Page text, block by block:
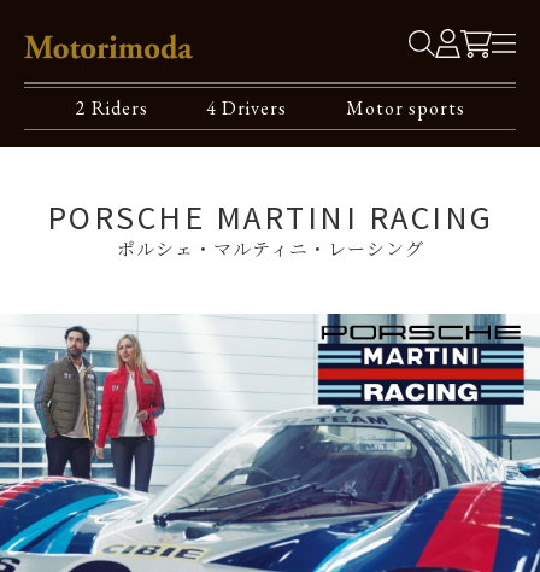
2 Riders 4 Drivers Motor sports
PORSCHE MARTINI RACING
ポルシェ・マルティニ・レーシング